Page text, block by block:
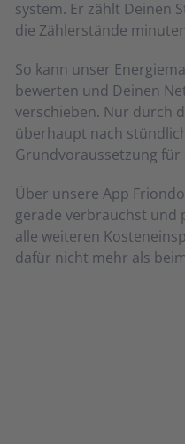
system. Er zählt Deinen
die Zähler­stände
So kann unser
bewerten und Deinen
ver­schieben. Nur durch
über­haupt nach
Grund­vor­aus­setzung
Über unsere App
gerade ver­brauchst und
alle weiteren
dafür nicht mehr als